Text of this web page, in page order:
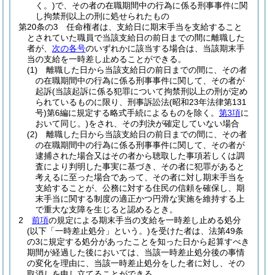
く。)で、その者の在職期間中の行為に係る刑事事件に関
し拘禁刑以上の刑に処せられたもの
第20条の3
任命権者は、支給日に期末手当を支給すること
とされていた職員で当該支給日の前日までの間に離職した
者が、 次の各号のいずれかに該当する場合は、当該期末手
当の支給を一時差し止めることができる。
(1)
離職した日から当該支給日の前日までの間に、その者
の在職期間中の行為に係る刑事事件に関して、その者が
起訴(当該起訴に係る犯罪について拘禁刑以上の刑が定め
られているものに限り、刑事訴訟法(昭和23年法律第131
号)第6編に規定する略式手続によるものを除く。 第3項に
おいて同じ。)をされ、その判決が確定していない場合
(2)
離職した日から当該支給日の前日までの間に、その者
の在職期間中の行為に係る刑事事件に関して、その者が
逮捕された場合又はその者から聴取した事項若しくは調
査により判明した事実に基づき、その者に犯罪があると
考えるに至った場合であって、その者に対し期末手当を
支給することが、公務に対する住民の信頼を確保し、期
末手当に関する制度の適正かつ円滑な実施を維持する上
で重大な支障を生じると認めるとき。
2
前項の規定による期末手当の支給を一時差し止める処分
(以下「一時差止処分」という。)を受けた者は、法第49条
の3に規定する処分があったことを知った日から起算すべき
期間が経過した後においては、当該一時差止処分後の事情
の変化を理由に、当該一時差止処分をした者に対し、その